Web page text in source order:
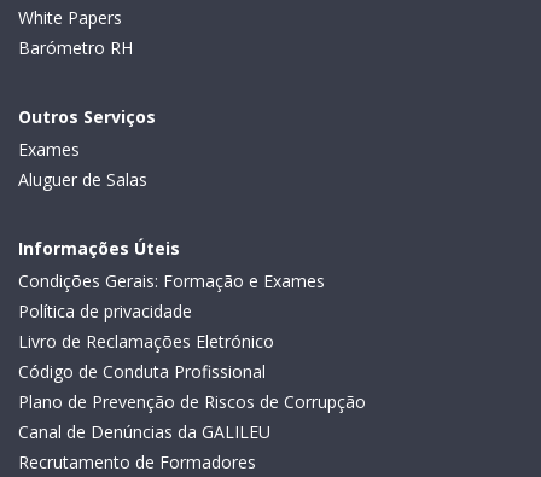
White Papers
Barómetro RH
Outros Serviços
Exames
Aluguer de Salas
Informações Úteis
Condições Gerais: Formação e Exames
Política de privacidade
Livro de Reclamações Eletrónico
Código de Conduta Profissional
Plano de Prevenção de Riscos de Corrupção
Canal de Denúncias da GALILEU
Recrutamento de Formadores